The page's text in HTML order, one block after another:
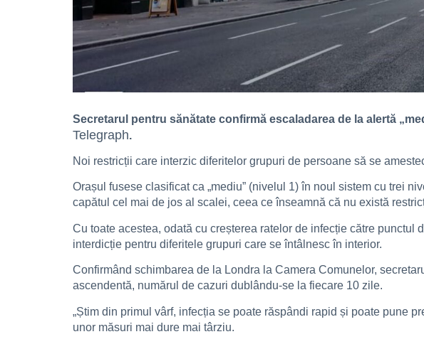
Secretarul pentru sănătate confirmă escaladarea de la alertă
Telegraph.
Noi restricții care interzic diferitelor grupuri de persoane să se
Orașul fusese clasificat ca „mediu” (nivelul 1) în noul sistem cu trei
capătul cel mai de jos al scalei, ceea ce înseamnă că nu există
Cu toate acestea, odată cu creșterea ratelor de infecție către
interdicție pentru diferitele grupuri care se întâlnesc în interior.
Confirmând schimbarea de la Londra la Camera Comunelor,
ascendentă, numărul de cazuri dublându-se la fiecare 10 zile.
„Știm din primul vârf, infecția se poate răspândi rapid și poate pune
unor măsuri mai dure mai târziu.